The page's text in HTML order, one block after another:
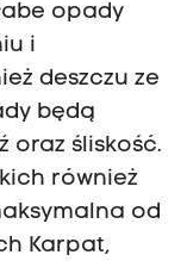
opady
i
deszczu ze
będą
oraz śliskość.
również
od
Karpat,